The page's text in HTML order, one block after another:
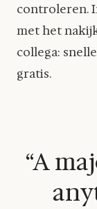
controleren.
met het
collega:
gratis.
“A